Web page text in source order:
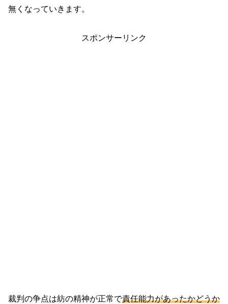
無くなっていきます。
スポンサーリンク
裁判の争点は紡の精神が正常で責任能力があったかどうか